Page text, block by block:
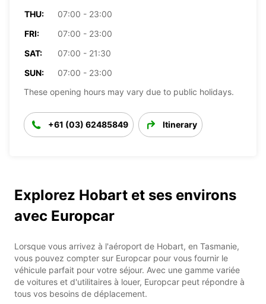
THU:
07:00 - 23:00
FRI:
07:00 - 23:00
SAT:
07:00 - 21:30
SUN:
07:00 - 23:00
These opening hours may vary due to public holidays.
+61 (03) 62485849 Itinerary
Explorez Hobart et ses environs
avec Europcar
Lorsque vous arrivez à l'aéroport de Hobart, en Tasmanie,
vous pouvez compter sur Europcar pour vous fournir le
véhicule parfait pour votre séjour. Avec une gamme variée
de voitures et d'utilitaires à louer, Europcar peut répondre à
tous vos besoins de déplacement.